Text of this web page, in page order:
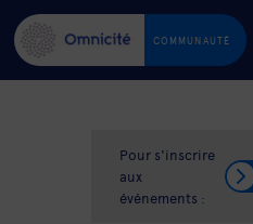
COMMUNAUTÉ
Pour s'inscrire
aux
événements :